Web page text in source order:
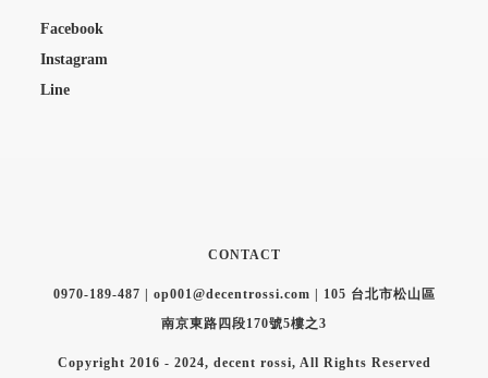
Facebook
Instagram
Line
CONTACT
0970-189-487 | op001@decentrossi.com | 105 台北市松山區
南京東路四段170號5樓之3
Copyright 2016 - 2024, decent rossi, All Rights Reserved